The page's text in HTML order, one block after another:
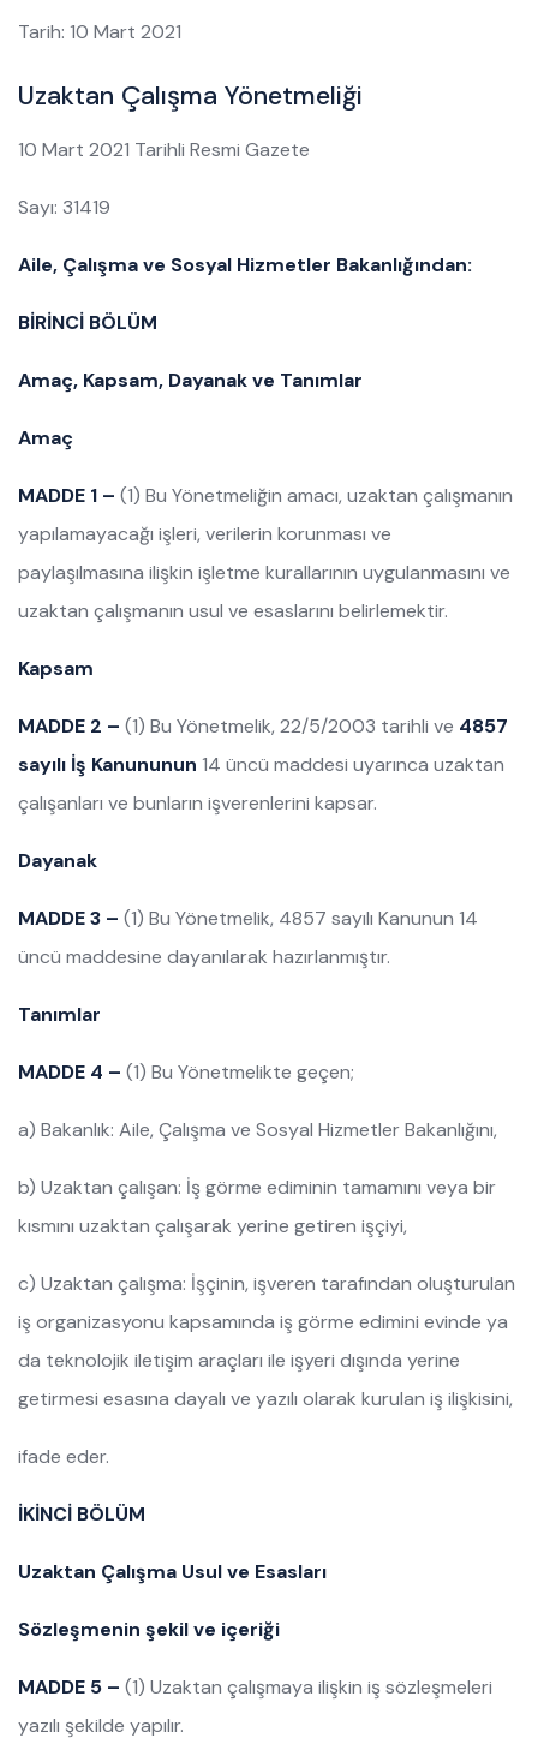
Tarih: 10 Mart 2021
Uzaktan Çalışma Yönetmeliği
10 Mart 2021 Tarihli Resmi Gazete
Sayı: 31419
Aile, Çalışma ve Sosyal Hizmetler Bakanlığından:
BİRİNCİ BÖLÜM
Amaç, Kapsam, Dayanak ve Tanımlar
Amaç
MADDE 1 – (1) Bu Yönetmeliğin amacı, uzaktan çalışmanın
yapılamayacağı işleri, verilerin korunması ve
paylaşılmasına ilişkin işletme kurallarının uygulanmasını ve
uzaktan çalışmanın usul ve esaslarını belirlemektir.
Kapsam
MADDE 2 – (1) Bu Yönetmelik, 22/5/2003 tarihli ve 4857
sayılı İş Kanununun 14 üncü maddesi uyarınca uzaktan
çalışanları ve bunların işverenlerini kapsar.
Dayanak
MADDE 3 – (1) Bu Yönetmelik, 4857 sayılı Kanunun 14
üncü maddesine dayanılarak hazırlanmıştır.
Tanımlar
MADDE 4 – (1) Bu Yönetmelikte geçen;
a) Bakanlık: Aile, Çalışma ve Sosyal Hizmetler Bakanlığını,
b) Uzaktan çalışan: İş görme ediminin tamamını veya bir
kısmını uzaktan çalışarak yerine getiren işçiyi,
c) Uzaktan çalışma: İşçinin, işveren tarafından oluşturulan
iş organizasyonu kapsamında iş görme edimini evinde ya
da teknolojik iletişim araçları ile işyeri dışında yerine
getirmesi esasına dayalı ve yazılı olarak kurulan iş ilişkisini,
ifade eder.
İKİNCİ BÖLÜM
Uzaktan Çalışma Usul ve Esasları
Sözleşmenin şekil ve içeriği
MADDE 5 – (1) Uzaktan çalışmaya ilişkin iş sözleşmeleri
yazılı şekilde yapılır.